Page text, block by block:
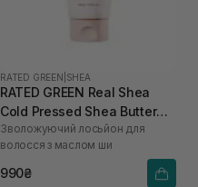
RATED GREEN SHEA
RATED GREEN Real Shea
Cold Pressed Shea Butter
Anti-frizz Hydrating Hair
Lotion 150 мл
Зволожуючий лосьйон для
волосся з маслом ши
990₴